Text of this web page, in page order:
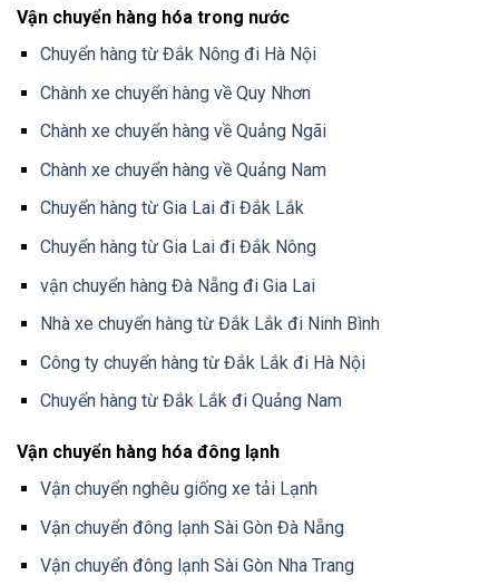
Vận chuyển hàng hóa trong nước
Chuyển hàng từ Đắk Nông đi Hà Nội
Chành xe chuyển hàng về Quy Nhơn
Chành xe chuyển hàng về Quảng Ngãi
Chành xe chuyển hàng về Quảng Nam
Chuyển hàng từ Gia Lai đi Đắk Lắk
Chuyển hàng từ Gia Lai đi Đắk Nông
vận chuyển hàng Đà Nẵng đi Gia Lai
Nhà xe chuyển hàng từ Đắk Lắk đi Ninh Bình
Công ty chuyển hàng từ Đắk Lắk đi Hà Nội
Chuyển hàng từ Đắk Lắk đi Quảng Nam
Vận chuyển hàng hóa đông lạnh
Vận chuyển nghêu giống xe tải Lạnh
Vận chuyển đông lạnh Sài Gòn Đà Nẵng
Vận chuyển đông lạnh Sài Gòn Nha Trang